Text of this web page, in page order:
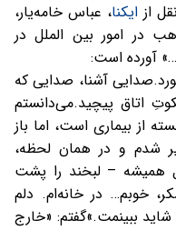
ازایکنا، عباس خامه‌یار،
در امور بین الملل در
آورده است:
صدایی آشنا، صدایی که
اتاق پیچید.می‌دانستم
بیماری است، اما باز
شدم و در همان لحظه،
همیشه – لبخند را پشت
خوبم… در خانه‌ام. دلم
ببینمت.»گفتم: «خارج